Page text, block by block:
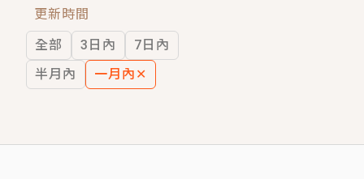
更新時間
全部
3日內
7日內
半月內
一月內 ✕